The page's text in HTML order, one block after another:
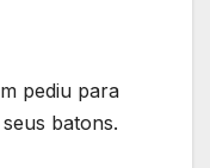
pediu para
batons.